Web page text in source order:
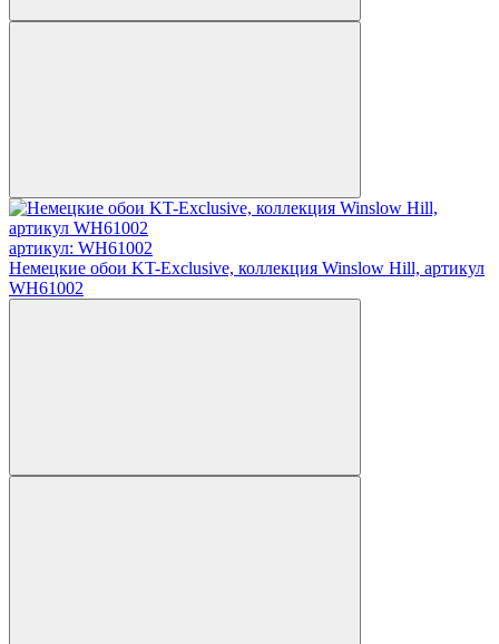
артикул: WH61002
Немецкие обои KT-Exclusive, коллекция Winslow Hill, артикул
WH61002